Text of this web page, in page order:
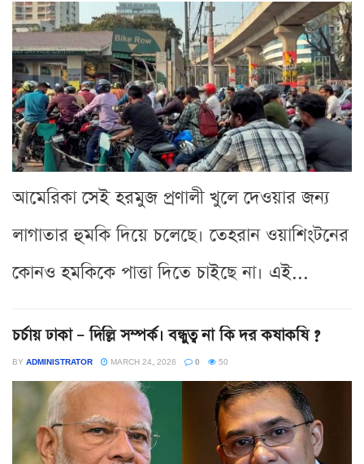
আমেরিকা সেই হরমুজ প্রণালী খুলে দেওয়ার জন্য
লাগাতার হুমকি দিয়ে চলেছে। তেহরান ওয়াশিংটনের
কোনও হমকিকে পাত্তা দিতে চাইছে না। এই...
চর্চায় ঢাকা – দিল্লি সম্পর্ক। বন্ধুত্ব না কি দর কষাকষি ?
BY ADMINISTRATOR MARCH 24, 2026 0 50